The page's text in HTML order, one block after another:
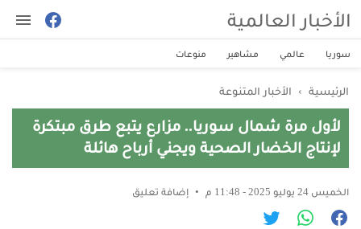
الأخبار العالمية
سوريا عالمي مشاهير منوعات
الرئيسية › الأخبار المتنوعة
لأول مرة شمال سوريا.. مزارع يتبع طرق مبتكرة
لإنتاج الخضار الصحية ويجني أرباح هائلة
الخميس 24 يوليو 2025 - 11:48 م إضافة تعليق